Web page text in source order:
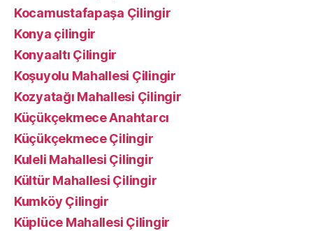
Kocamustafapaşa Çilingir
Konya çilingir
Konyaaltı Çilingir
Koşuyolu Mahallesi Çilingir
Kozyatağı Mahallesi Çilingir
Küçükçekmece Anahtarcı
Küçükçekmece Çilingir
Kuleli Mahallesi Çilingir
Kültür Mahallesi Çilingir
Kumköy Çilingir
Küplüce Mahallesi Çilingir